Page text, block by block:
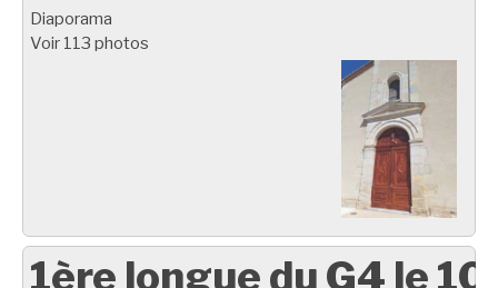
Diaporama
Voir 113 photos
1ère longue du G4 le 10